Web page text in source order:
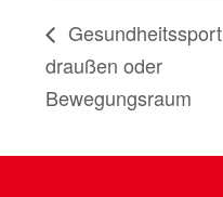
Gesundheitssport
draußen oder
Bewegungsraum